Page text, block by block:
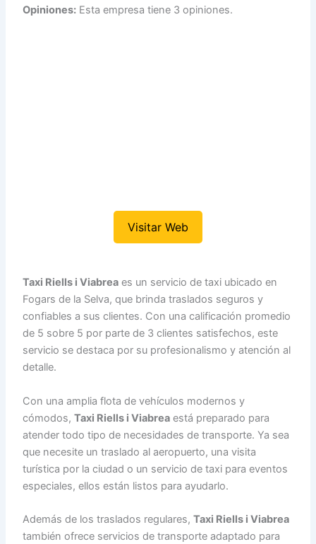
Opiniones: Esta empresa tiene 3 opiniones.
Visitar Web
Taxi Riells i Viabrea es un servicio de taxi ubicado en
Fogars de la Selva, que brinda traslados seguros y
confiables a sus clientes. Con una calificación promedio
de 5 sobre 5 por parte de 3 clientes satisfechos, este
servicio se destaca por su profesionalismo y atención al
detalle.
Con una amplia flota de vehículos modernos y
cómodos,Taxi Riells i Viabrea está preparado para
atender todo tipo de necesidades de transporte. Ya sea
que necesite un traslado al aeropuerto, una visita
turística por la ciudad o un servicio de taxi para eventos
especiales, ellos están listos para ayudarlo.
Además de los traslados regulares,Taxi Riells i Viabrea
también ofrece servicios de transporte adaptado para